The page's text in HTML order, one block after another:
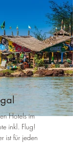
Hotels im
inkl. Flug!
ist für jeden